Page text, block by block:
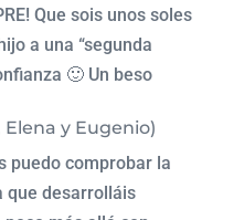
Que sois unos soles
a una “segunda
🙂 Un beso
y Eugenio)
puedo comprobar la
que desarrolláis